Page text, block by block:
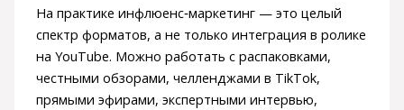
На практике инфлюенс‑маркетинг — это целый
спектр форматов, а не только интеграция в ролике
на YouTube. Можно работать с распаковками,
честными обзорами, челленджами в TikTok,
прямыми эфирами, экспертными интервью,